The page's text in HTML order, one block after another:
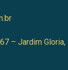
– Jardim